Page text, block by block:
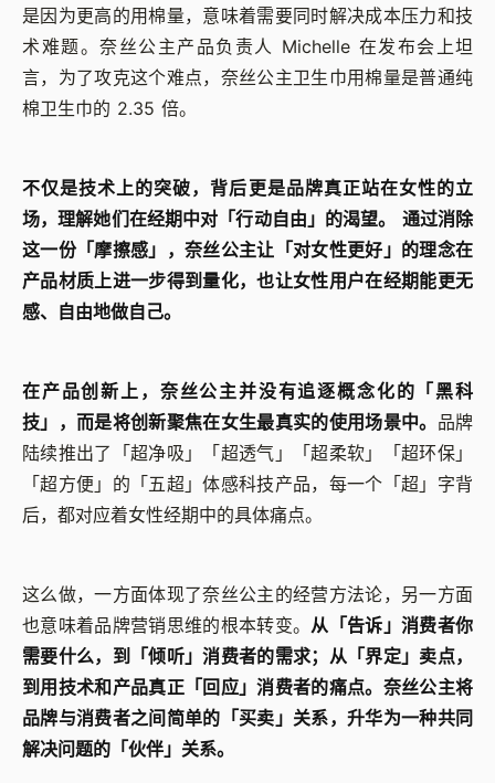
是因为更高的用棉量，意味着需要同时解决成本压力和技
术难题。奈丝公主产品负责人 Michelle 在发布会上坦
言，为了攻克这个难点，奈丝公主卫生巾用棉量是普通纯
棉卫生巾的 2.35 倍。
不仅是技术上的突破，背后更是品牌真正站在女性的立
场，理解她们在经期中对「行动自由」的渴望。 通过消除
这一份「摩擦感」，奈丝公主让「对女性更好」的理念在
产品材质上进一步得到量化，也让女性用户在经期能更无
感、自由地做自己。
在产品创新上，奈丝公主并没有追逐概念化的「黑科
技」，而是将创新聚焦在女生最真实的使用场景中。 品牌
陆续推出了「超净吸」「超透气」「超柔软」「超环保」
「超方便」的「五超」体感科技产品，每一个「超」字背
后，都对应着女性经期中的具体痛点。
这么做，一方面体现了奈丝公主的经营方法论，另一方面
也意味着品牌营销思维的根本转变。 从「告诉」消费者你
需要什么，到「倾听」消费者的需求；从「界定」卖点，
到用技术和产品真正「回应」消费者的痛点。奈丝公主将
品牌与消费者之间简单的「买卖」关系，升华为一种共同
解决问题的「伙伴」关系。